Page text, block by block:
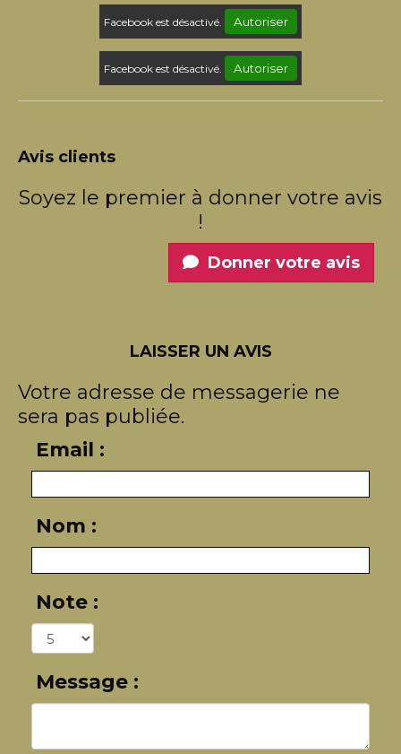
Facebook est désactivé. Autoriser
Facebook est désactivé. Autoriser
Avis clients
Soyez le premier à donner votre avis
!
Donner votre avis
LAISSER UN AVIS
Votre adresse de messagerie ne
sera pas publiée.
Email :
Nom :
Note :
Message :